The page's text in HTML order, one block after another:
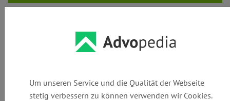
Rechtsanwälte und Kanzleien in
passenden Anwalt finden
Um unseren Service und die Qualität der Webseite
stetig verbessern zu können verwenden wir Cookies.